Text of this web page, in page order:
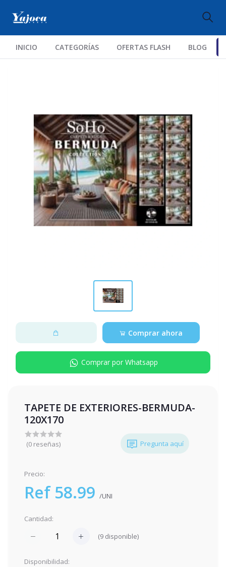
INICIO CATEGORÍAS OFERTAS FLASH BLOG
Comprar ahora
Comprar por Whatsapp
TAPETE DE EXTERIORES-BERMUDA-
120X170
(0 reseñas) Pregunta aquí
Precio:
Ref 58.99 /UNI
Cantidad:
(9 disponible)
Disponibilidad: